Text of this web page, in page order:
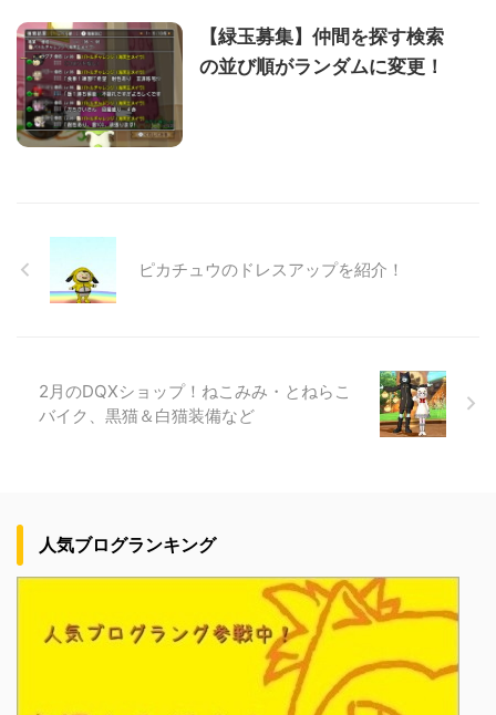
【緑玉募集】仲間を探す検索
の並び順がランダムに変更！
ピカチュウのドレスアップを紹介！
2月のDQXショップ！ねこみみ・とねらこ
バイク、黒猫＆白猫装備など
人気ブログランキング